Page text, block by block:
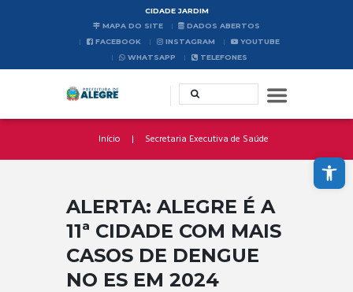
Abrir a barra de ferramentas
CIDADE JARDIM
MAPA DO SITE
DADOS ABERTOS
FACEBOOK
INSTAGRAM
YOUTUBE
WHATSAPP
TELEFONES
Início Secretaria Executiva de Saúde
ALERTA: ALEGRE É A
11ª CIDADE COM MAIS
CASOS DE DENGUE
NO ES EM 2024